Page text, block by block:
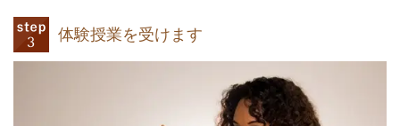
体験授業を受けます